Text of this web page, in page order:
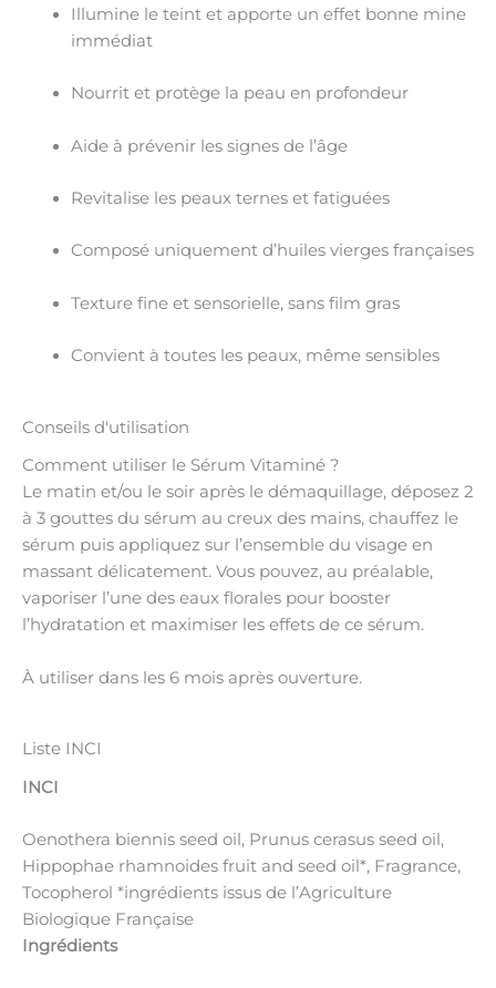
Illumine le teint et apporte un effet bonne mine
immédiat
Nourrit et protège la peau en profondeur
Aide à prévenir les signes de l’âge
Revitalise les peaux ternes et fatiguées
Composé uniquement d’huiles vierges françaises
Texture fine et sensorielle, sans film gras
Convient à toutes les peaux, même sensibles
Conseils d'utilisation
Comment utiliser le Sérum Vitaminé ?
Le matin et/ou le soir après le démaquillage, déposez 2
à 3 gouttes du sérum au creux des mains, chauffez le
sérum puis appliquez sur l’ensemble du visage en
massant délicatement. Vous pouvez, au préalable,
vaporiser l’une des eaux florales pour booster
l’hydratation et maximiser les effets de ce sérum.
À utiliser dans les 6 mois après ouverture.
Liste INCI
INCI
Oenothera biennis seed oil, Prunus cerasus seed oil,
Hippophae rhamnoides fruit and seed oil*, Fragrance,
Tocopherol *ingrédients issus de l’Agriculture
Biologique Française
Ingrédients